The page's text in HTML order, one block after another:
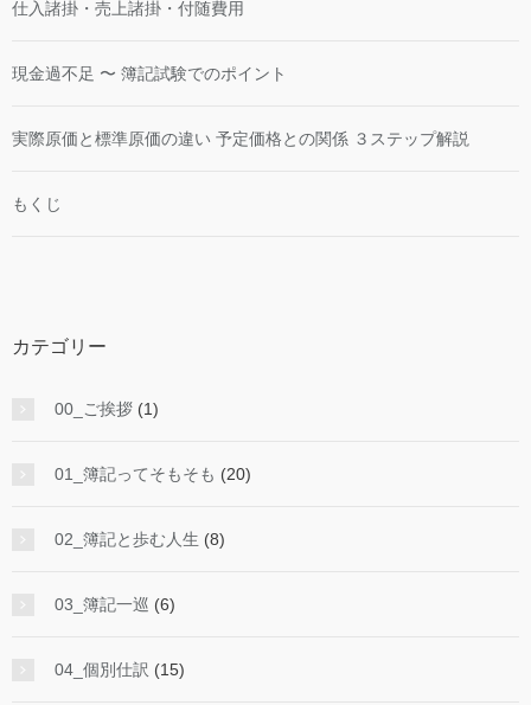
仕入諸掛・売上諸掛・付随費用
現金過不足 〜 簿記試験でのポイント
実際原価と標準原価の違い 予定価格との関係 ３ステップ解説
もくじ
カテゴリー
00_ご挨拶 (1)
01_簿記ってそもそも (20)
02_簿記と歩む人生 (8)
03_簿記一巡 (6)
04_個別仕訳 (15)